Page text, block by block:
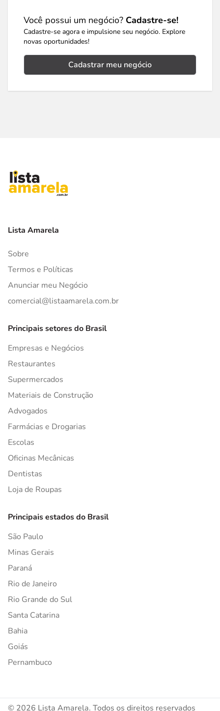
Você possui um negócio? Cadastre-se!
Cadastre-se agora e impulsione seu negócio. Explore
novas oportunidades!
Cadastrar meu negócio
Lista Amarela
Sobre
Termos e Políticas
Anunciar meu Negócio
comercial@listaamarela.com.br
Principais setores do Brasil
Empresas e Negócios
Restaurantes
Supermercados
Materiais de Construção
Advogados
Farmácias e Drogarias
Escolas
Oficinas Mecânicas
Dentistas
Loja de Roupas
Principais estados do Brasil
São Paulo
Minas Gerais
Paraná
Rio de Janeiro
Rio Grande do Sul
Santa Catarina
Bahia
Goiás
Pernambuco
© 2026 Lista Amarela. Todos os direitos reservados